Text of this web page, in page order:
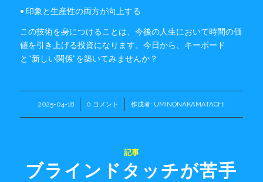
• 印象と生産性の両方が向上する
この技術を身につけることは、今後の人生において時間の価
値を引き上げる投資になります。今日から、キーボード
と“新しい関係”を築いてみませんか？
2025-04-18
/ 0 コメント
/ 作成者: UMINONAKAMATACHI
記事
ブラインドタッチが苦手